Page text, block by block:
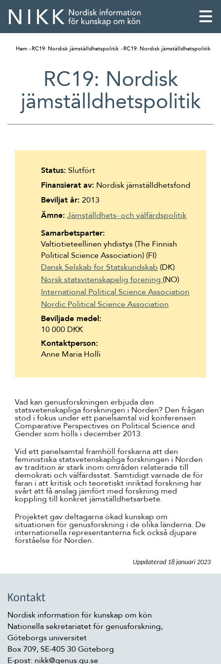
English
Skandinaviska
Suomi
Íslenska
Hem RC19: Nordisk jämställdhetspolitik RC19: Nordisk jämställdhetspolitik
RC19: Nordisk
jämställdhetspolitik
Vad kan genusforskningen erbjuda den
statsvetenskapliga forskningen i Norden? Den frågan
stod i fokus under ett panelsamtal vid konferensen
Comparative Perspectives on Political Science and
Gender som hölls i december 2013.
Vid ett panelsamtal framhöll forskarna att den
feministiska statsvetenskapliga forskningen i Norden
av tradition är stark inom områden relaterade till
demokrati och välfärdsstat. Samtidigt varnade de för
faran i att kritisk och teoretiskt inriktad forskning har
svårt att få anslag jämfört med forskning med
koppling till konkret jämställdhetsarbete.
Projektet gav deltagarna ökad kunskap om
situationen för genusforskning i de olika länderna. De
internationella representanterna fick också djupare
förståelse för Norden.
Status: Slutfört
Finansierat av: Nordisk jämställdhetsfond
Beviljat år: 2013
Ämne: Jämställdhets- och välfärdspolitik
Samarbetsparter:
Valtiotieteellinen yhdistys (The Finnish
Political Science Association) (FI)
Dansk Selskab for Statskundskab (DK)
Norsk statsvitenskapelig forening (NO)
International Political Science Association
Nordic Political Science Association
Beviljade medel:
10 000 DKK
Kontaktperson:
Anne Maria Holli
Uppdaterad 18 januari 2023
Kontakt
Nordisk information för kunskap om kön
Nationella sekretariatet för genusforskning,
Göteborgs universitet
Box 709, SE-405 30 Göteborg
E-post: nikk@genus.gu.se